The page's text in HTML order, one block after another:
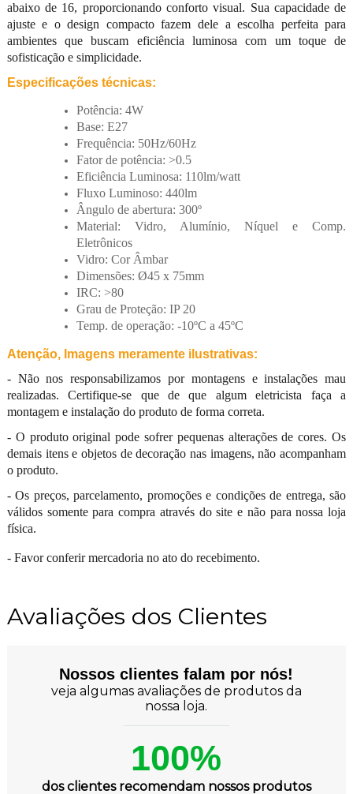
abaixo de 16, proporcionando conforto visual. Sua capacidade de
ajuste e o design compacto fazem dele a escolha perfeita para
ambientes que buscam eficiência luminosa com um toque de
sofisticação e simplicidade.
Especificações técnicas:
Potência: 4W
Base: E27
Frequência: 50Hz/60Hz
Fator de potência: >0.5
Eficiência Luminosa: 110lm/watt
Fluxo Luminoso: 440lm
ngulo de abertura: 300º
Material: Vidro, Alumínio, Níquel e Comp.
Eletrônicos
Vidro: Cor Âmbar
Dimensões: Ø45 x 75mm
IRC: >80
Grau de Proteção: IP 20
Temp. de operação: -10ºC a 45ºC
Atenção, Imagens meramente ilustrativas:
- Não nos responsabilizamos por montagens e instalações mau
realizadas. Certifique-se que de que algum eletricista faça a
montagem e instalação do produto de forma correta.
- O produto original pode sofrer pequenas alterações de cores. Os
demais itens e objetos de decoração nas imagens, não acompanham
o produto.
- Os preços, parcelamento, promoções e condições de entrega, são
válidos somente para compra através do site e não para nossa loja
física.
- Favor conferir mercadoria no ato do recebimento.
Avaliações dos Clientes
Nossos clientes falam por nós!
veja algumas avaliações de produtos da
nossa loja.
100%
dos clientes recomendam nossos produtos